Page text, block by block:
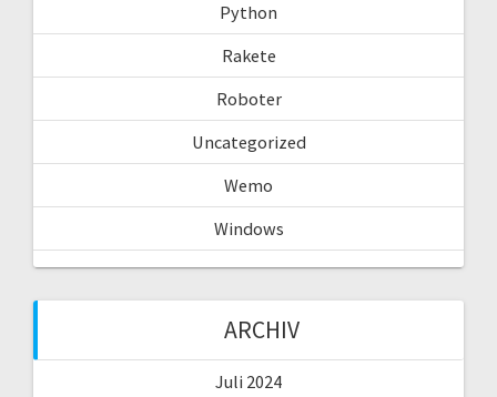
Python
Rakete
Roboter
Uncategorized
Wemo
Windows
ARCHIV
Juli 2024